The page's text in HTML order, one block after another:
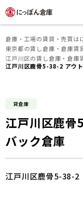
倉庫・工場の賃貸・売買は
東京都の賃し倉庫・倉庫賃
江戸川区の賃し倉庫・倉庫
江戸川区鹿骨5-38-2 アウ
貸倉庫
江戸川区鹿骨
バック倉庫
江戸川区鹿骨5-38-2